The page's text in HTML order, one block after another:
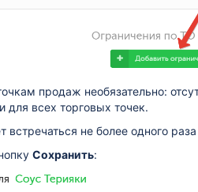
продаж необязательно:
для всех торговых точек.
встречаться не более одного
Сохранить: